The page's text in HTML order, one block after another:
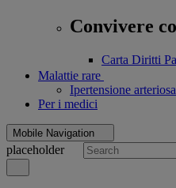
Convivere
Carta Diritti
Malattie rare
Ipertensione
Per i medici
Mobile Navigation
placeholder